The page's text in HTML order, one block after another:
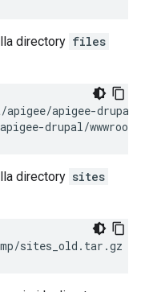
directory files
apigee/apigee-
drupal/
directory sites
sites_old.tar.gz /